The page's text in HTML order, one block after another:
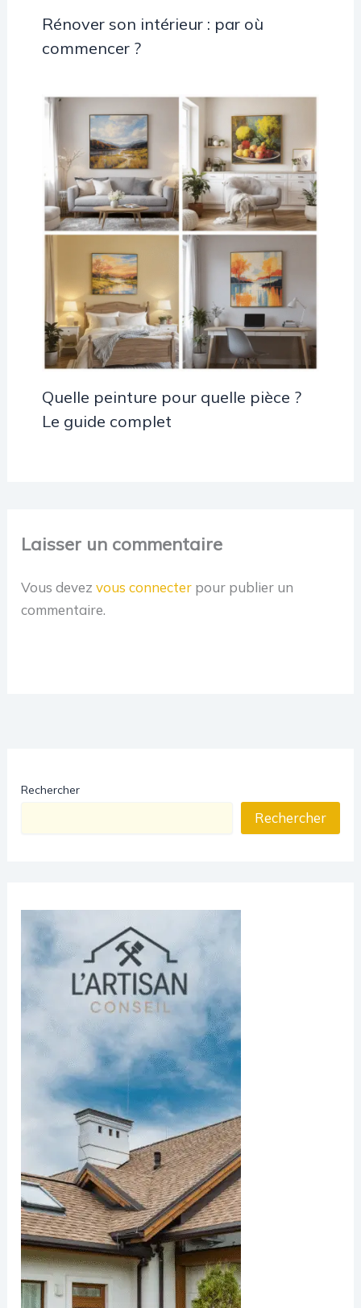
Rénover son intérieur : par où
commencer ?
Quelle peinture pour quelle pièce ?
Le guide complet
Laisser un commentaire
Vous devezvous connecter pour publier un
commentaire.
Rechercher
Rechercher